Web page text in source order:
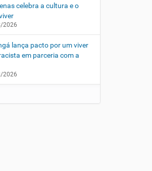
celebra a cultura e o
2026
lança pacto por um viver
em parceria com a
2026